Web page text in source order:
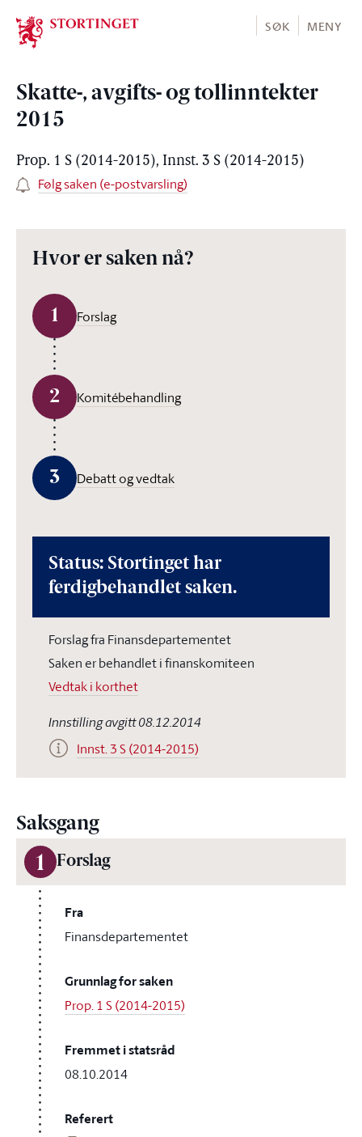
Stortinget.no
SØK MENY
Skatte-, avgifts- og tollinntekter
2015
Prop. 1 S (2014-2015), Innst. 3 S (2014-2015)
Følg saken (e-postvarsling)
Hvor er saken nå?
1 Forslag
2 Komitébehandling
3 Debatt og vedtak
Status: Stortinget har
ferdigbehandlet saken.
Forslag fra Finansdepartementet
Saken er behandlet i finanskomiteen
Vedtak i korthet
Innstilling avgitt 08.12.2014
Innst. 3 S (2014-2015)
Saksgang
1 Forslag
Fra
Finansdepartementet
Grunnlag for saken
Prop. 1 S (2014-2015)
Fremmet i statsråd
08.10.2014
Referert